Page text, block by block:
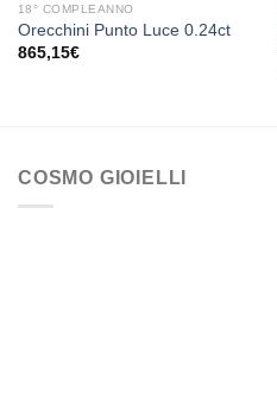
18° COMPLEANNO
Orecchini Punto Luce 0.24ct
865,15€
COSMO GIOIELLI